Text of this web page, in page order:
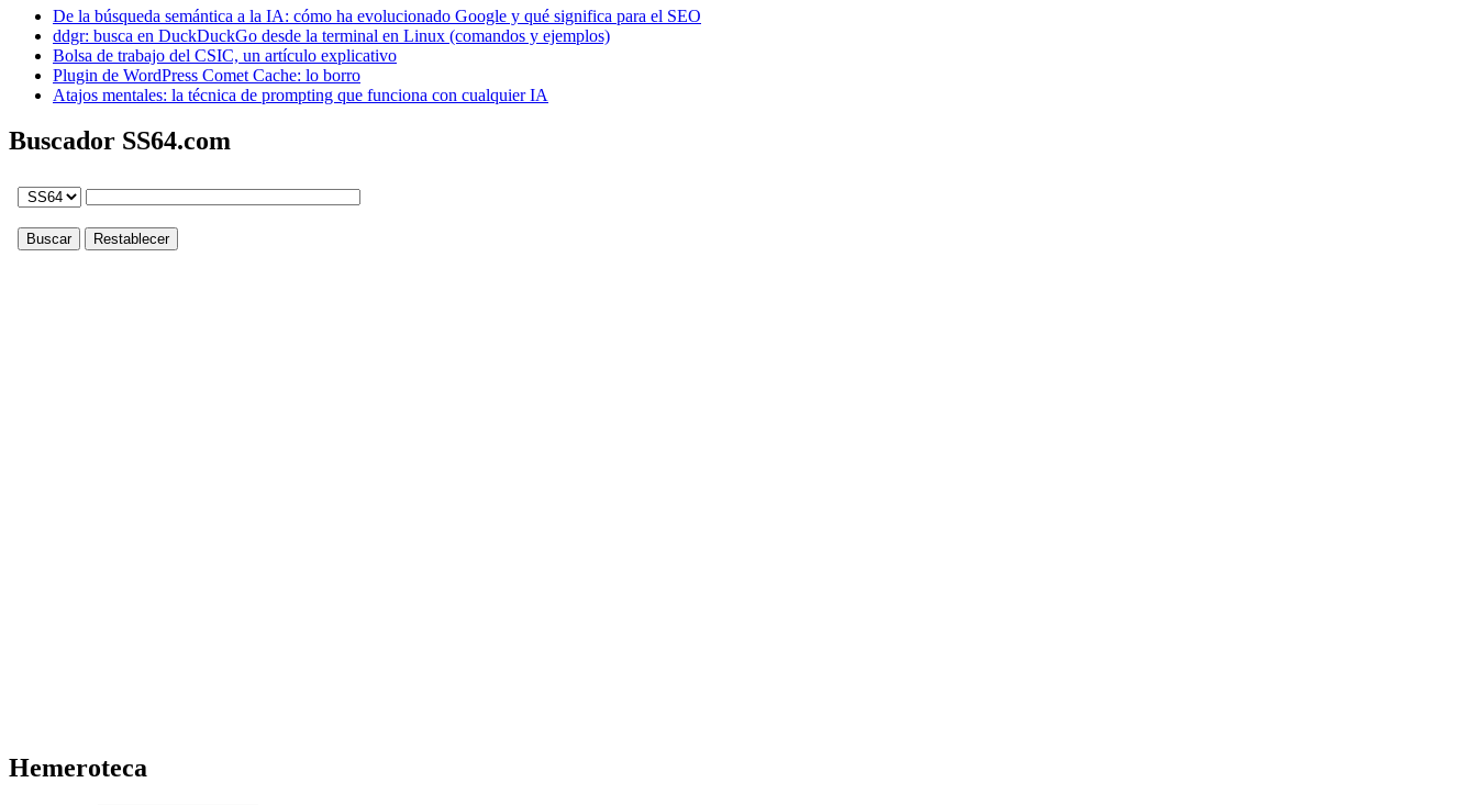
De la búsqueda semántica a la IA: cómo ha evolucionado Google y qué significa para el SEO
ddgr: busca en DuckDuckGo desde la terminal en Linux (comandos y ejemplos)
Bolsa de trabajo del CSIC, un artículo explicativo
Plugin de WordPress Comet Cache: lo borro
Atajos mentales: la técnica de prompting que funciona con cualquier IA
Buscador SS64.com
Hemeroteca